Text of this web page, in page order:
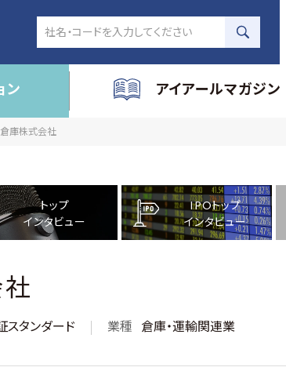
ン アイアールマガジン
庫株式会社
トップ
インタビュー
IPOトップ
インタビュー
スタンダード 業種 倉庫・運輸関連業